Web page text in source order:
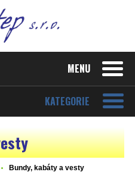
MENU
KATEGORIE
Bundy, kabáty a vesty